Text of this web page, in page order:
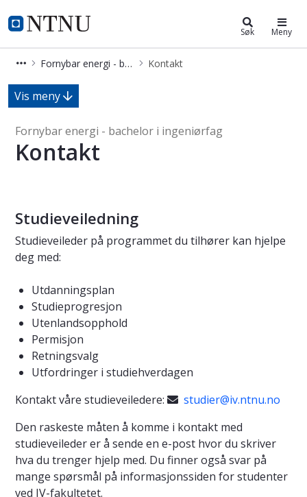
NTNU Hjemmeside
Fornybar energi - bachelor iSøk Meny
Fornybar energi - bachelor i ingeniørfag Kontakt
Kontakt - Fornybar energi -
Vis meny
Fornybar energi - bachelor i ingeniørfag
Kontakt
Studieveiledning
Studieveileder på programmet du tilhører kan hjelpe
deg med:
Utdanningsplan
Studieprogresjon
Utenlandsopphold
Permisjon
Retningsvalg
Utfordringer i studiehverdagen
Kontakt våre studieveiledere:  studier@iv.ntnu.no
Den raskeste måten å komme i kontakt med
studieveileder er å sende en e-post hvor du skriver
hva du trenger hjelp med. Du finner også svar på
mange spørsmål på informasjonssiden for studenter
ved IV-fakultetet.